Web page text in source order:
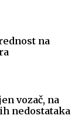
na
vozač, na
nedostataka